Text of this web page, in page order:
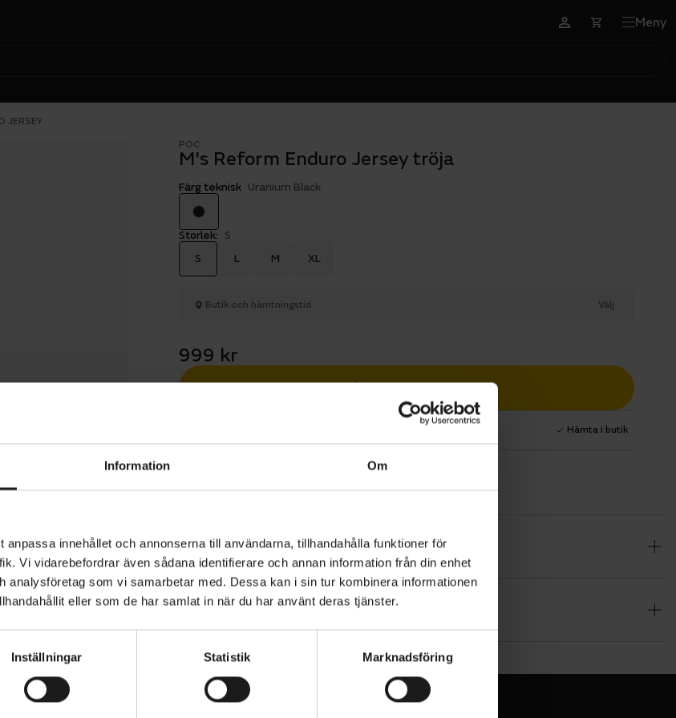
Information Om
innehållet och annonserna till användarna, tillhandahålla funktioner för
Vi vidarebefordrar även sådana identifierare och annan information från din enhet
analysföretag som vi samarbetar med. Dessa kan i sin tur kombinera informationen
eller som de har samlat in när du har använt deras tjänster.
Inställningar Statistik Marknadsföring
Meny
JERSEY
POC
M's Reform Enduro Jersey tröja
Färg teknisk Uranium Black
Storlek: S
S
L M XL
Butik och hämtningstid Välj
999 kr
Lägg i varukorg
Hämta i butik
Jersey är en cykeltröja med fuktavstötande egenskaper
intensiva turer. Tröjan har en passform som följer
som den har tillräckligt med utrymme för rygg- och
och armbågsskydd
för kort eller mindre snacks